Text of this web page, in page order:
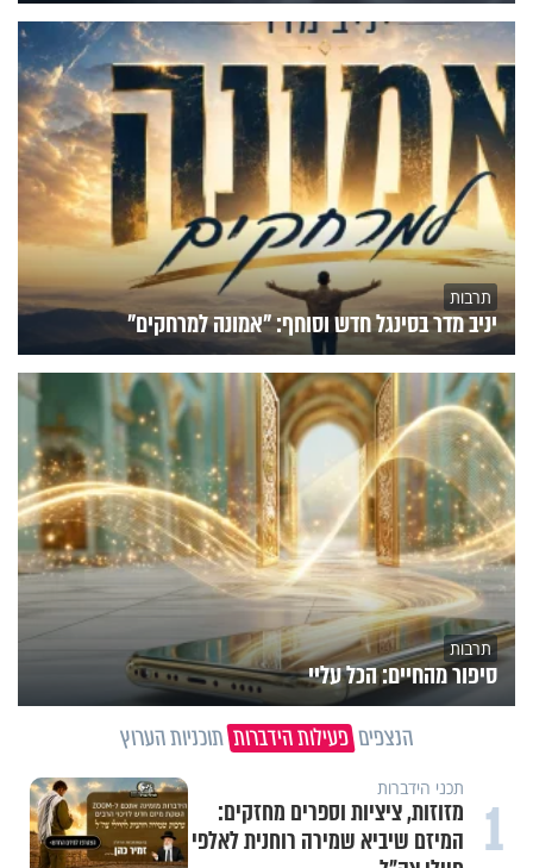
תרבות
יניב מדר בסינגל חדש וסוחף: "אמונה למרחקים"
תרבות
סיפור מהחיים: הכל עליי
הנצפים פעילות הידברות תוכניות הערוץ
1 תכני הידברות
מזוזות, ציציות וספרים מחזקים:
המיזם שיביא שמירה רוחנית לאלפי